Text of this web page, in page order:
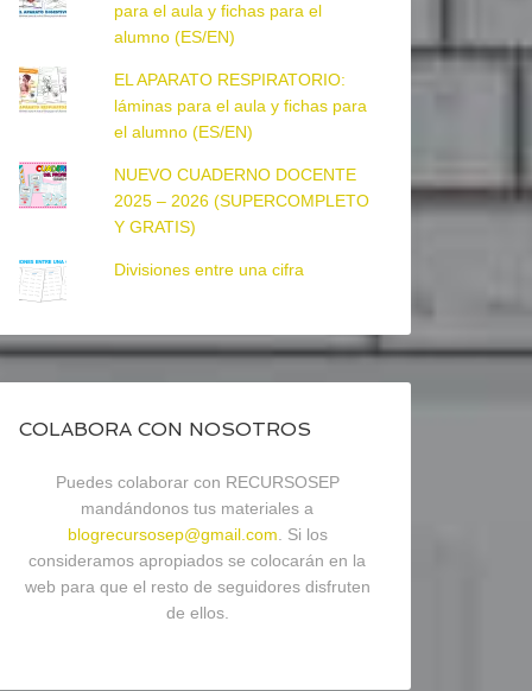
para el aula y fichas para el
alumno (ES/EN)
EL APARATO RESPIRATORIO:
láminas para el aula y fichas para
el alumno (ES/EN)
NUEVO CUADERNO DOCENTE
2025 – 2026 (SUPERCOMPLETO
Y GRATIS)
Divisiones entre una cifra
COLABORA CON NOSOTROS
Puedes colaborar con RECURSOSEP
mandándonos tus materiales a
blogrecursosep@gmail.com . Si los
consideramos apropiados se colocarán en la
web para que el resto de seguidores disfruten
de ellos.